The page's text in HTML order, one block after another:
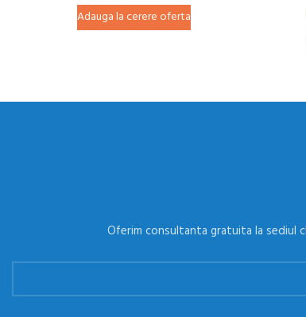
Adauga la cerere oferta
Oferim consultanta gratuita la sediul